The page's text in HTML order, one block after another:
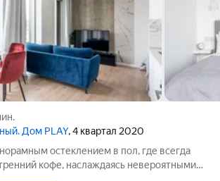
Дом PLAY, 4 квартал 2020
остеклением в пол, где всегда
кофе, наслаждаясь невероятными